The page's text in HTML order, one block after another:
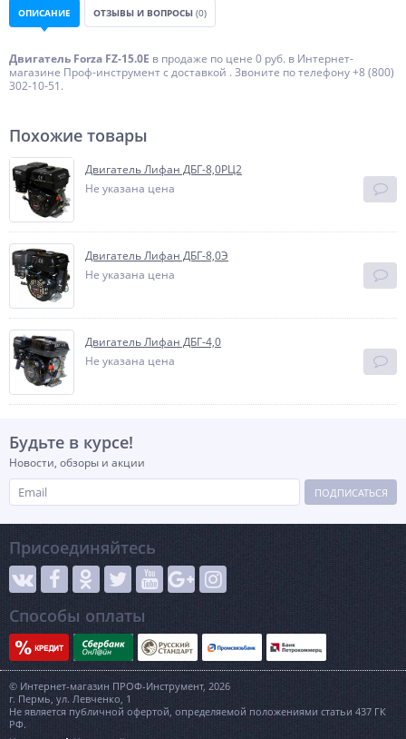
ОПИСАНИЕ ОТЗЫВЫ И ВОПРОСЫ (0)
Двигатель Forza FZ-15.0E в продаже по цене 0 руб. в Интернет-
магазине Проф-инструмент с доставкой . Звоните по телефону +8 (800)
302-10-51.
Похожие товары
Двигатель Лифан ДБГ-8,0РЦ2
Не указана цена
Двигатель Лифан ДБГ-8,0Э
Не указана цена
Двигатель Лифан ДБГ-4,0
Не указана цена
Будьте в курсе!
Новости, обзоры и акции
ПОДПИСАТЬСЯ
Присоединяйтесь
Способы оплаты
© Интернет-магазин ПРОФ-Инструмент, 2026
г. Пермь, ул. Левченко, 1
Не является публичной офертой, определяемой положениями статьи 437 ГК
РФ.